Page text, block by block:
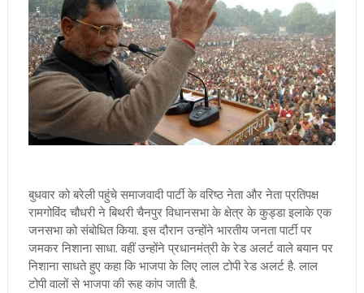
बुधवार को बरेली पहुंचे समाजवादी पार्टी के वरिष्ठ नेता और नेता प्रतिपक्ष
रामगोविंद चौधरी ने बिथरी चैनपुर विधानसभा के क्षेत्र के कुड्डा इलाके एक
जनसभा को संबोधित किया. इस दौरान उन्होंने भारतीय जनता पार्टी पर
जमकर निशाना साधा. वहीं उन्होंने प्रधानमंत्री के रेड अलर्ट वाले बयान पर
निशाना साधते हुए कहा कि भाजपा के लिए लाल टोपी रेड अलर्ट है. लाल
टोपी वालों से भाजपा की रूह कांप जाती है.